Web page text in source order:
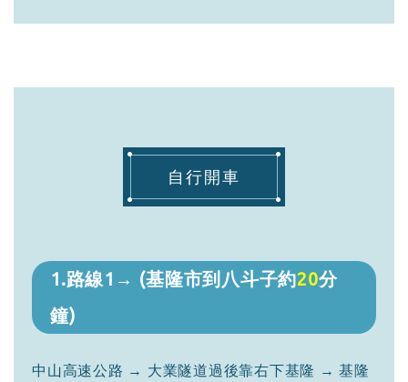
自行開車
1.路線1→ (基隆市到八斗子約20分
鐘)
中山高速公路 → 大業隧道過後靠右下基隆 → 基隆